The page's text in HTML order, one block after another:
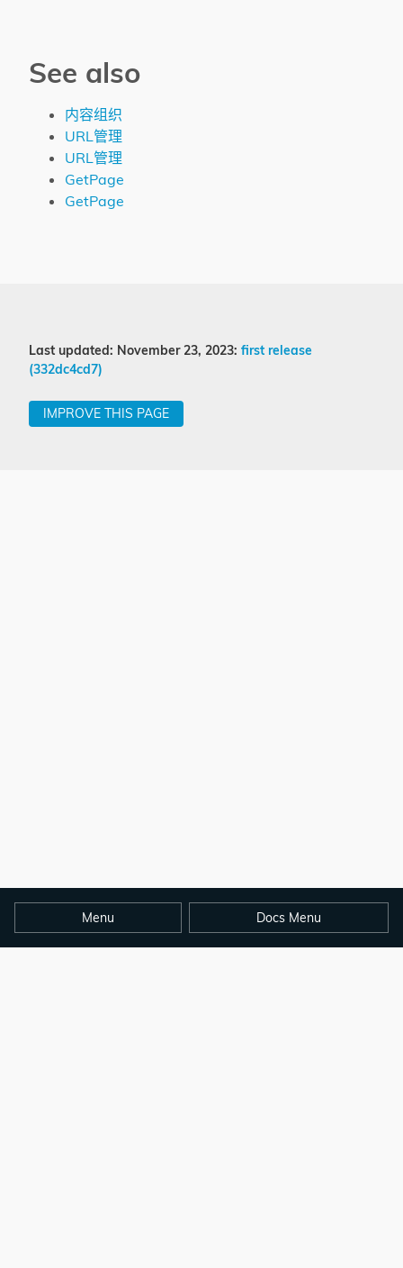
See also
内容组织
URL管理
URL管理
GetPage
GetPage
Last updated: November 23, 2023: first release
(332dc4cd7)
IMPROVE THIS PAGE
Menu Docs Menu